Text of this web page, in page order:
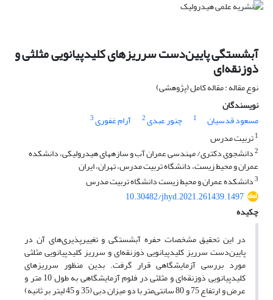
آبشستگی پایین‌دست سرریزهای کلید‌پیانویی مثلثی و
ذوزنقه‌ای
نوع مقاله : مقاله کامل (پژوهشی)
نویسندگان
مسعود قدسیان
1 چنور عبدی2 آرام غفوری3
1تربیت مدرس
2دانشجوی دکتری/ مهندسی عمران آب و سازههای هیدرولیکی، دانشکده
عمران و محیط زیست، دانشگاه تربیت مدرس، تهران، ایران
3دانشکده عمران و محیط زیست دانشگاه تربیت مدرس
10.30482/jhyd.2021.261439.1497
چکیده
در این تحقیق مشخصات حفره آبشستگی و تغییرپذیری‌های آن در
پایین‌دست سرریز کلیدپیانویی ذوزنقه‌ای و سرریز کلیدپیانویی مثلثی
مورد بررسی آزمایشگاهی قرار گرفت. بدین منظور سرریزهای
کلیدپیانویی ذوزنقه‌ای و مثلثی در فلوم آزمایشگاهی به طول 10 متر و
عرض و ارتفاع 75 و 80 سانتی‌متر با دو میزان دبی‌ (35 و 45 لیتر بر ثانیه)